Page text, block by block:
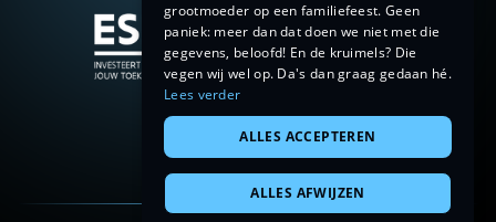
grootmoeder op een familiefeest. Geen
paniek: meer dan dat doen we niet met die
gegevens, beloofd! En de kruimels? Die
vegen wij wel op. Da's dan graag gedaan hé.
Lees verder
ALLES ACCEPTEREN
ALLES AFWIJZEN